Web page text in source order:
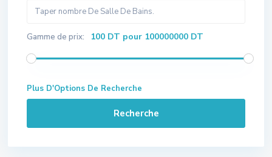
Gamme de prix: 100 DT pour 100000000 DT
Plus D'Options De Recherche
Recherche